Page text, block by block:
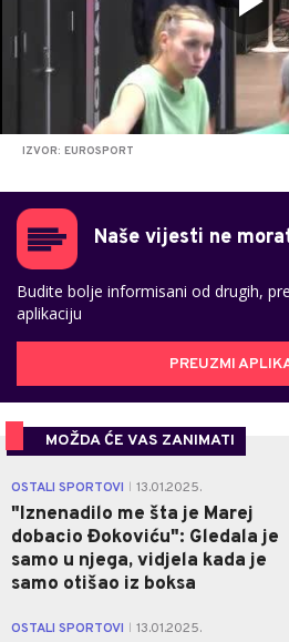
IZVOR: EUROSPORT
Naše vijesti ne
Budite bolje informisani od drugih,
aplikaciju
PREUZMI
MOŽDA ĆE VAS ZANIMATI
OSTALI SPORTOVI 13.01.2025.
"Iznenadilo me šta je Marej
dobacio Đokoviću": Gledala je
samo u njega, vidjela kada je
samo otišao iz boksa
OSTALI SPORTOVI 13.01.2025.